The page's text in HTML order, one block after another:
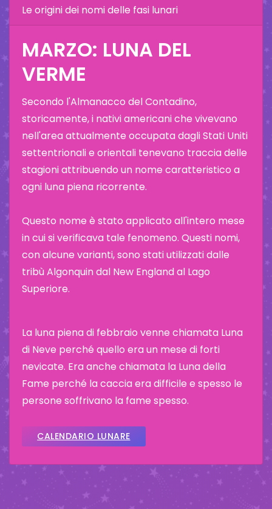
Le origini dei nomi delle fasi lunari
MARZO: LUNA DEL
VERME
Secondo l'Almanacco del Contadino,
storicamente, i nativi americani che vivevano
nell'area attualmente occupata dagli Stati Uniti
settentrionali e orientali tenevano traccia delle
stagioni attribuendo un nome caratteristico a
ogni luna piena ricorrente.
Questo nome è stato applicato all'intero mese
in cui si verificava tale fenomeno. Questi nomi,
con alcune varianti, sono stati utilizzati dalle
tribù Algonquin dal New England al Lago
Superiore.
La luna piena di febbraio venne chiamata Luna
di Neve perché quello era un mese di forti
nevicate. Era anche chiamata la Luna della
Fame perché la caccia era difficile e spesso le
persone soffrivano la fame spesso.
CALENDARIO LUNARE